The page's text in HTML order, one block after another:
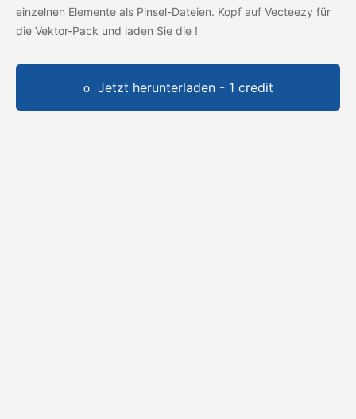
einzelnen Elemente als Pinsel-Dateien. Kopf auf Vecteezy für
die Vektor-Pack und laden Sie die !
Jetzt herunterladen - 1 credit